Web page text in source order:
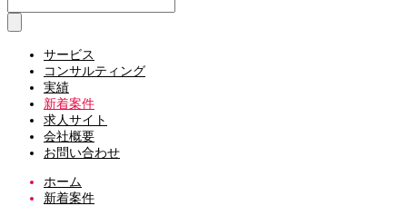
サービス
コンサルティング
実績
新着案件
求人サイト
会社概要
お問い合わせ
ホーム
新着案件